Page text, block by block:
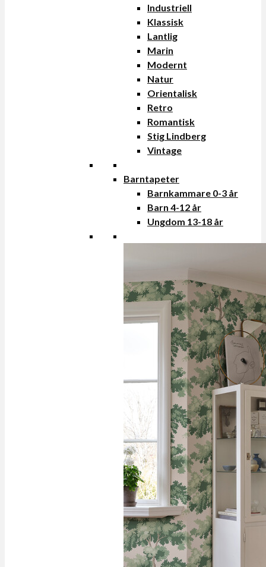
Industriell
Klassisk
Lantlig
Marin
Modernt
Natur
Orientalisk
Retro
Romantisk
Stig Lindberg
Vintage
Barntapeter
Barnkammare 0-3 år
Barn 4-12 år
Ungdom 13-18 år